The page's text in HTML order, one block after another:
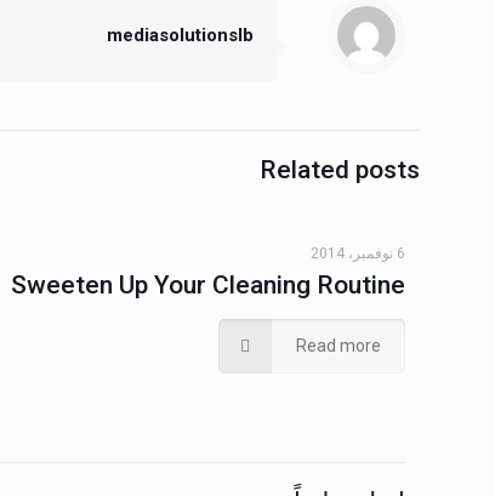
mediasolutionslb
Related posts
6 نوفمبر، 2014
Sweeten Up Your Cleaning Routine
Read more